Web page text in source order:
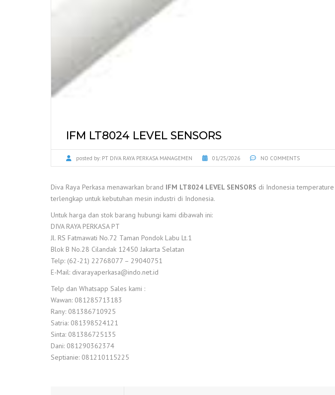
IFM LT8024 LEVEL SENSORS
posted by: PT DIVA RAYA PERKASA MANAGEMEN 01/25/2026 NO COMMENTS
Diva Raya Perkasa menawarkan brand IFM LT8024 LEVEL SENSORS di Indonesia
terlengkap untuk kebutuhan mesin industri di Indonesia.
Untuk harga dan stok barang hubungi kami dibawah ini:
DIVA RAYA PERKASA PT
Jl. RS Fatmawati No.72 Taman Pondok Labu Lt.1
Blok B No.28 Cilandak 12450 Jakarta Selatan
Telp: (62-21) 22768077 – 29040751
E-Mail: divarayaperkasa@indo.net.id
Telp dan Whatsapp Sales kami :
Wawan: 081285713183
Rany: 081386710925
Satria: 081398524121
Sinta: 081386725135
Dani: 081290362374
Septianie: 081210115225